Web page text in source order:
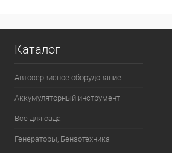
Каталог
Автосервисное оборудование
Аккумуляторный инструмент
Все для сада
Генераторы, Бензотехника